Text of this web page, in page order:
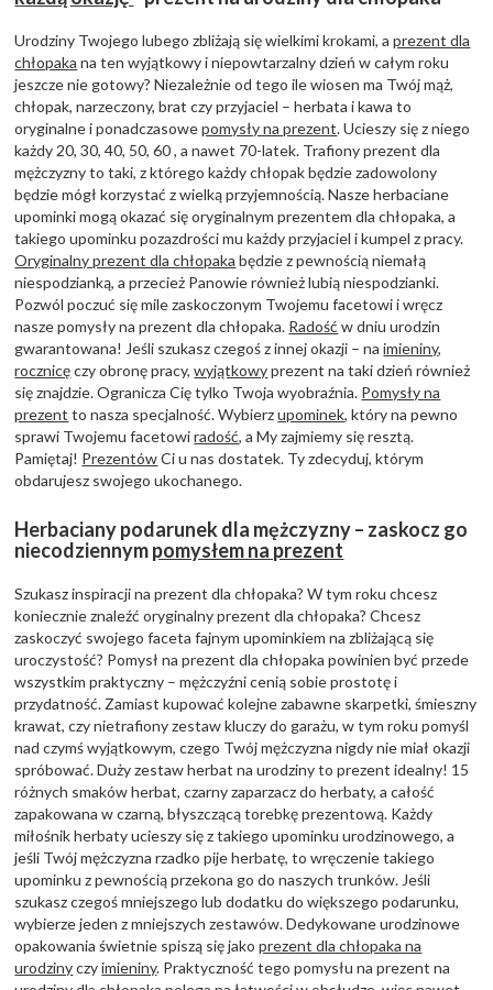
Urodziny Twojego lubego zbliżają się wielkimi krokami, aprezent dla
chłopaka na ten wyjątkowy i niepowtarzalny dzień w całym roku
jeszcze nie gotowy? Niezależnie od tego ile wiosen ma Twój mąż,
chłopak, narzeczony, brat czy przyjaciel – herbata i kawa to
oryginalne i ponadczasowepomysły na prezent. Ucieszy się z niego
każdy 20, 30, 40, 50, 60 , a nawet 70-latek. Trafiony prezent dla
mężczyzny to taki, z którego każdy chłopak będzie zadowolony
będzie mógł korzystać z wielką przyjemnością. Nasze herbaciane
upominki mogą okazać się oryginalnym prezentem dla chłopaka, a
takiego upominku pozazdrości mu każdy przyjaciel i kumpel z pracy.
Oryginalny prezent dla chłopaka będzie z pewnością niemałą
niespodzianką, a przecież Panowie również lubią niespodzianki.
Pozwól poczuć się mile zaskoczonym Twojemu facetowi i wręcz
nasze pomysły na prezent dla chłopaka. Radość w dniu urodzin
gwarantowana! Jeśli szukasz czegoś z innej okazji – naimieniny,
rocznicęczy obronę pracy,wyjątkowyprezent na taki dzień również
się znajdzie. Ogranicza Cię tylko Twoja wyobraźnia. Pomysły na
prezent to nasza specjalność. Wybierzupominek, który na pewno
sprawi Twojemu facetowiradość, a My zajmiemy się resztą.
Pamiętaj! PrezentówCi u nas dostatek. Ty zdecyduj, którym
obdarujesz swojego ukochanego.
Herbaciany podarunek dla mężczyzny – zaskocz go
niecodziennympomysłem na prezent
Szukasz inspiracji na prezent dla chłopaka? W tym roku chcesz
koniecznie znaleźć oryginalny prezent dla chłopaka? Chcesz
zaskoczyć swojego faceta fajnym upominkiem na zbliżającą się
uroczystość? Pomysł na prezent dla chłopaka powinien być przede
wszystkim praktyczny – mężczyźni cenią sobie prostotę i
przydatność. Zamiast kupować kolejne zabawne skarpetki, śmieszny
krawat, czy nietrafiony zestaw kluczy do garażu, w tym roku pomyśl
nad czymś wyjątkowym, czego Twój mężczyzna nigdy nie miał okazji
spróbować. Duży zestaw herbat na urodziny to prezent idealny! 15
różnych smaków herbat, czarny zaparzacz do herbaty, a całość
zapakowana w czarną, błyszczącą torebkę prezentową. Każdy
miłośnik herbaty ucieszy się z takiego upominku urodzinowego, a
jeśli Twój mężczyzna rzadko pije herbatę, to wręczenie takiego
upominku z pewnością przekona go do naszych trunków. Jeśli
szukasz czegoś mniejszego lub dodatku do większego podarunku,
wybierze jeden z mniejszych zestawów. Dedykowane urodzinowe
opakowania świetnie spiszą się jakoprezent dla chłopaka na
urodzinyczyimieniny. Praktyczność tego pomysłu na prezent na